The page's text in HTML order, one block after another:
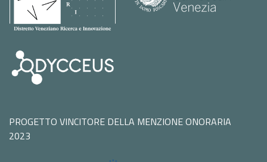
PROGETTO VINCITORE DELLA MENZIONE ONORARIA
2023